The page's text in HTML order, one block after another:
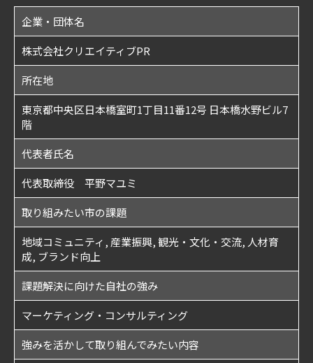
サテライトオフィスについて
企業・団体名
株式会社クリエイティブPR
所在地
東京都中央区日本橋室町1丁目11番12号 日本橋水野ビル7
階
代表者氏名
代表取締役 平野マユミ
取り組みたい市の課題
地域コミュニティ, 産業振興, 観光・文化・交流, 人材育
成, ブランド向上
課題解決に向けた自社の強み
マーケティング・コンサルティング
強みを活かして取り組んでみたい内容